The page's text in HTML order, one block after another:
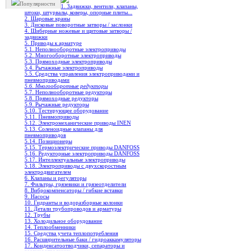
Популярности
1. Задвижки, вентили, клапаны,
штоки, штурвалы, коверы, опорные плиты...
2. Шаровые краны
3. Дисковые поворотные затворы / заслонки
4. Шиберные ножевые и щитовые затворы /
задвижки
5. Приводы к арматуре
5.1. Неполнооборотные электроприводы
5.2. Многооборотные электроприводы
5.3. Прямоходные электроприводы
5.4. Рычажные электроприводы
5.5. Средства управления электроприводами и
пневмоприводами
5.6. Многооборотные редукторы
5.7. Неполнооборотные редукторы
5.8. Прямоходные редукторы
5.9. Рычажные редукторы
5.10. Тестирующее оборудование
5.11. Пневмоприводы
5.12. Электромеханические приводы INEN
5.13. Соленоидные клапаны для
пневмоприводов
5.14. Позиционеры
5.15. Термоэлектрические приводы DANFOSS
5.16. Редукторные электроприводы DANFOSS
5.17. Интеллектуальные электроприводы
5.18. Электроприводы с двухскоростным
электродвигателем
6. Клапаны и регуляторы
7. Фильтры, грязевики и грязеотделители
8. Виброкомпенсаторы / гибкие вставки
9. Насосы
10. Гидранты и водоразборные колонки
11. Детали трубопроводов и арматуры
12. Трубы
13. Холодильное oборудование
14. Теплообменники
15. Средства учета теплопотребления
16. Расширительные баки / гидроаккамуляторы
17. Конденсатоотводчики, сепараторы и